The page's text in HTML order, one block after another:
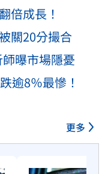
倍成長！
關20分撮合
曝市場隱憂
逾8％最慘！
更多